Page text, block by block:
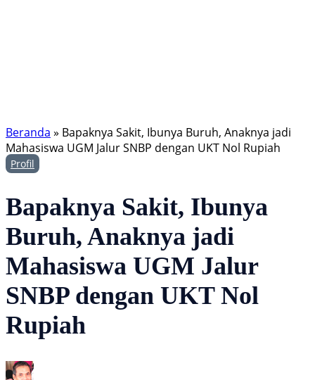
Beranda » Bapaknya Sakit, Ibunya Buruh, Anaknya jadi
Mahasiswa UGM Jalur SNBP dengan UKT Nol Rupiah
Profil
Bapaknya Sakit, Ibunya
Buruh, Anaknya jadi
Mahasiswa UGM Jalur
SNBP dengan UKT Nol
Rupiah